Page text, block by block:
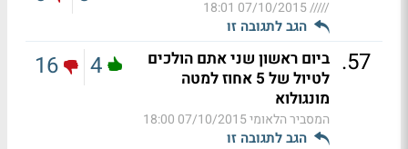
/////
07/10/2015 18:01
הגב לתגובה זו
57
. ביום ראשון שני אתם הולכים
לטיול של 5 אחוז למטה
מונגולוא
המסביר הלאומי07/10/2015 18:00
הגב לתגובה זו
4
16